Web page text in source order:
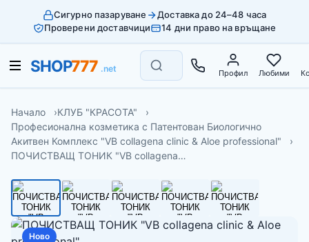
Сигурно пазаруване
Доставка до 24–48 часа
Проверени доставчици
14 дни право на връщане
Профил Любими
Начало
КЛУБ "КРАСОТА"
Професионална козметика с Патентован Биологично
Акитвен Комплекс "VB collagena clinic & Aloe professional"
ПОЧИСТВАЩ ТОНИК "VB collagena…
Ново